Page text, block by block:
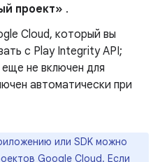
проект» .
Cloud, который вы
с Play Integrity API;
не включен для
автоматически при
или SDK можно
Google Cloud. Если